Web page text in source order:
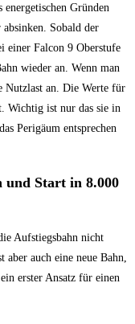
Gründen
Sobald der
einer Falcon 9 Oberstufe
wieder an. Wenn man
Nutzlast an. Die Werte für
Wichtig ist nur das sie in
Perigäum entsprechen
und Start in 8.000
Aufstiegsbahn nicht
auch eine neue Bahn,
erster Ansatz für einen